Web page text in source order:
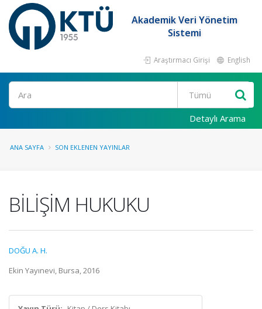
Akademik Veri Yönetim
Sistemi
Araştırmacı Girişi English
Ara
Detaylı Arama
ANA SAYFA SON EKLENEN YAYINLAR
BİLİŞİM HUKUKU
DOĞU A. H.
Ekin Yayınevi, Bursa, 2016